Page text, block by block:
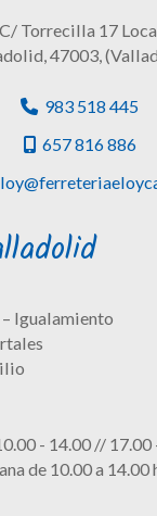
C/ Torrecilla 17
,47003,
983 518 445
657 816 886
Igualamiento
- 14.00 // 17.00
de 10.00 a 14.00